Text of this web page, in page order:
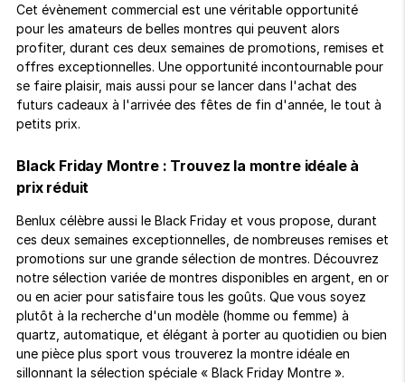
Cet évènement commercial est une véritable opportunité
pour les amateurs de belles montres qui peuvent alors
profiter, durant ces deux semaines de promotions, remises et
offres exceptionnelles. Une opportunité incontournable pour
se faire plaisir, mais aussi pour se lancer dans l'achat des
futurs cadeaux à l'arrivée des fêtes de fin d'année, le tout à
petits prix.
Black Friday Montre : Trouvez la montre idéale à
prix réduit
Benlux célèbre aussi le Black Friday et vous propose, durant
ces deux semaines exceptionnelles, de nombreuses remises et
promotions sur une grande sélection de montres. Découvrez
notre sélection variée de montres disponibles en argent, en or
ou en acier pour satisfaire tous les goûts. Que vous soyez
plutôt à la recherche d'un modèle (homme ou femme) à
quartz, automatique, et élégant à porter au quotidien ou bien
une pièce plus sport vous trouverez la montre idéale en
sillonnant la sélection spéciale « Black Friday Montre ».